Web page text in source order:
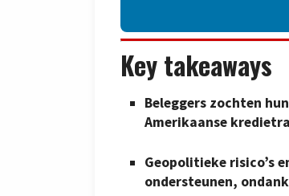
Key takeaways
Beleggers zochten
Amerikaanse
Geopolitieke risico’s
ondersteunen,